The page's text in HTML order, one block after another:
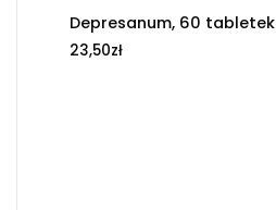
Depresanum, 60 tabletek
23,50zł